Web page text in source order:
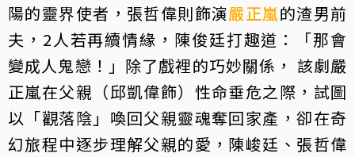
陽的靈界使者，張哲偉則飾演嚴正嵐的渣男前
夫，2人若再續情緣，陳俊廷打趣道：「那會
變成人鬼戀！」除了戲裡的巧妙關係， 該劇嚴
正嵐在父親（邱凱偉飾）性命垂危之際，試圖
以「觀落陰」喚回父親靈魂奪回家產，卻在奇
幻旅程中逐步理解父親的愛，陳峻廷、張哲偉